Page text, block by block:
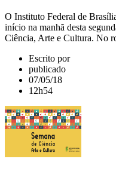
O Instituto Federal de
início na manhã desta
Ciência, Arte e Cultura. No
Escrito por
publicado
07/05/18
12h54